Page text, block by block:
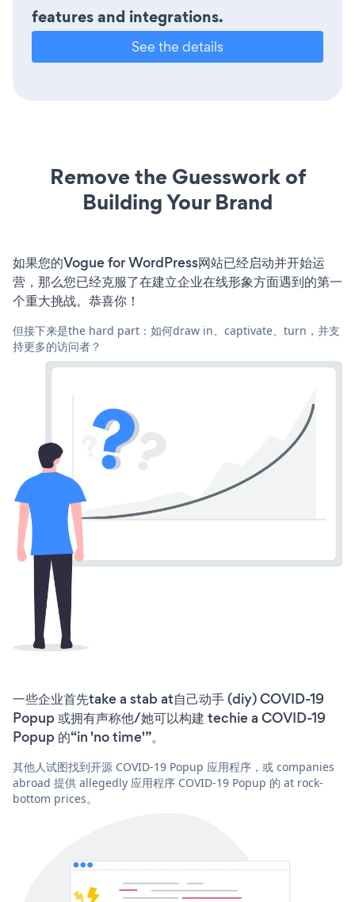
features and integrations.
See the details
Remove the Guesswork of
Building Your Brand
如果您的Vogue for WordPress网站已经启动并开始运
营，那么您已经克服了在建立企业在线形象方面遇到的第一
个重大挑战。恭喜你！
但接下来是the hard part：如何draw in、captivate、turn，并支
持更多的访问者？
一些企业首先take a stab at自己动手 (diy) COVID-19
Popup 或拥有声称他/她可以构建 techie a COVID-19
Popup 的“in 'no time'”。
其他人试图找到开源 COVID-19 Popup 应用程序，或 companies
abroad 提供 allegedly 应用程序 COVID-19 Popup 的 at rock-
bottom prices。